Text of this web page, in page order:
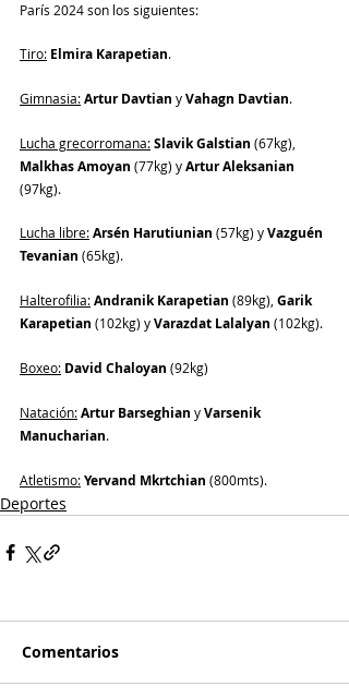
París 2024 son los siguientes:
Tiro: Elmira Karapetian.
Gimnasia: Artur Davtian y Vahagn Davtian.
Lucha grecorromana:Slavik Galstian (67kg),
Malkhas Amoyan (77kg) y Artur Aleksanian
(97kg).
Lucha libre:Arsén Harutiunian (57kg) y Vazguén
Tevanian (65kg).
Halterofilia:Andranik Karapetian (89kg), Garik
Karapetian (102kg) y Varazdat Lalalyan (102kg).
Boxeo: David Chaloyan (92kg)
Natación:Artur Barseghian y Varsenik
Manucharian.
Atletismo:Yervand Mkrtchian (800mts).
Deportes
Comentarios